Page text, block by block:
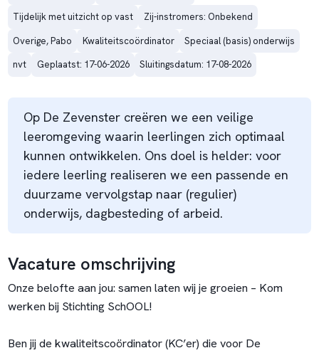
Tijdelijk met uitzicht op vast
Zij-instromers: Onbekend
Overige, Pabo
Kwaliteitscoördinator
Speciaal (basis) onderwijs
nvt
Geplaatst: 17-06-2026 Sluitingsdatum: 17-08-2026
Op De Zevenster creëren we een veilige
leeromgeving waarin leerlingen zich optimaal
kunnen ontwikkelen. Ons doel is helder: voor
iedere leerling realiseren we een passende en
duurzame vervolgstap naar (regulier)
onderwijs, dagbesteding of arbeid.
Vacature omschrijving
Onze belofte aan jou: samen laten wij je groeien – Kom
werken bij Stichting SchOOL!
Ben jij de kwaliteitscoördinator (KC’er) die voor De